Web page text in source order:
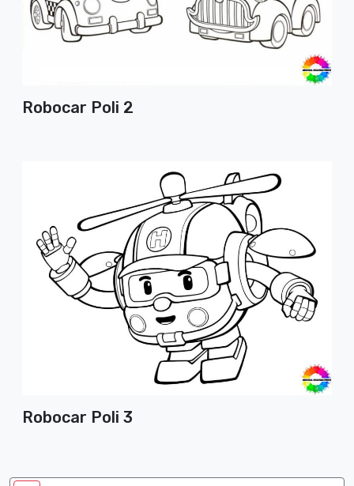
Robocar Poli 2
Robocar Poli 3